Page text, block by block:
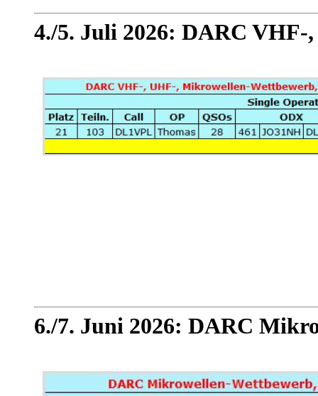
4./5. Juli 2026: DARC
6./7. Juni 2026: DARC